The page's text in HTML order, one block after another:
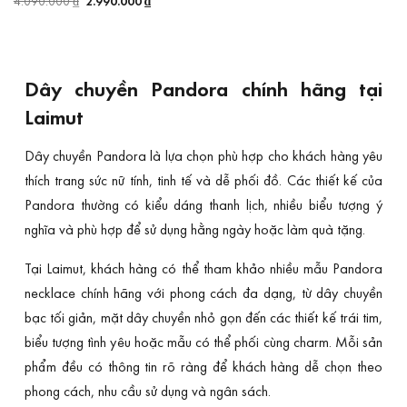
gốc hiện
Dây chuyền Pandora chính hãng tại
Laimut
Dây chuyền Pandora là lựa chọn phù hợp cho khách hàng yêu
thích trang sức nữ tính, tinh tế và dễ phối đồ. Các thiết kế của
Pandora thường có kiểu dáng thanh lịch, nhiều biểu tượng ý
nghĩa và phù hợp để sử dụng hằng ngày hoặc làm quà tặng.
Tại Laimut, khách hàng có thể tham khảo nhiều mẫu Pandora
necklace chính hãng với phong cách đa dạng, từ dây chuyền
bạc tối giản, mặt dây chuyền nhỏ gọn đến các thiết kế trái tim,
biểu tượng tình yêu hoặc mẫu có thể phối cùng charm. Mỗi sản
phẩm đều có thông tin rõ ràng để khách hàng dễ chọn theo
phong cách, nhu cầu sử dụng và ngân sách.